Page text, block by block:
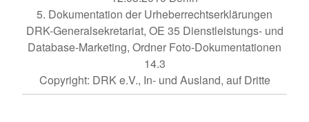
5. Dokumentation der Urheberrechtserklärungen
DRK-Generalsekretariat, OE 35 Dienstleistungs- und
Database-Marketing, Ordner Foto-Dokumentationen
14.3
Copyright: DRK e.V., In- und Ausland, auf Dritte